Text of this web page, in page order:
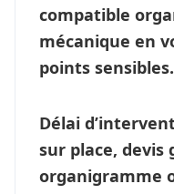
compatible
mécanique en
points sensibles.
Délai
sur place, devis
organigramme